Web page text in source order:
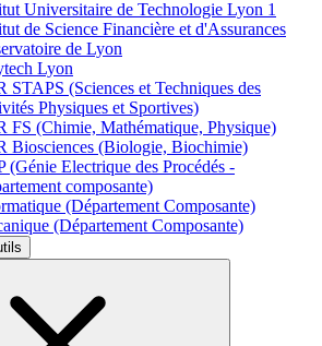
Universitaire de Technologie Lyon 1
de Science Financière et d'Assurances
de Lyon
Lyon
STAPS (Sciences et Techniques des
Physiques et Sportives)
FS (Chimie, Mathématique, Physique)
Biosciences (Biologie, Biochimie)
(Génie Electrique des Procédés -
composante)
(Département Composante)
(Département Composante)